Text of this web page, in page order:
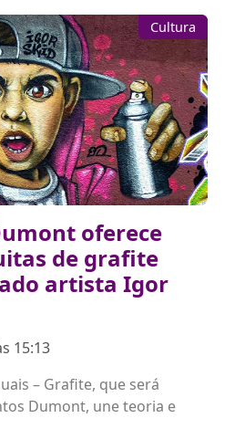
Cultura
oferece
de grafite
artista Igor
15:13
– Grafite, que será
Dumont, une teoria e